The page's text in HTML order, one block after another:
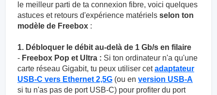
le meilleur parti de ta connexion fibre, voici quelques
astuces et retours d'expérience matériels selon ton
modèle de Freebox :
1. Débloquer le débit au-delà de 1 Gb/s en filaire
- Freebox Pop et Ultra : Si ton ordinateur n'a qu'une
carte réseau Gigabit, tu peux utiliser cetadaptateur
USB-C vers Ethernet 2,5G (ou en version USB-A
si tu n'as pas de port USB-C) pour profiter du port